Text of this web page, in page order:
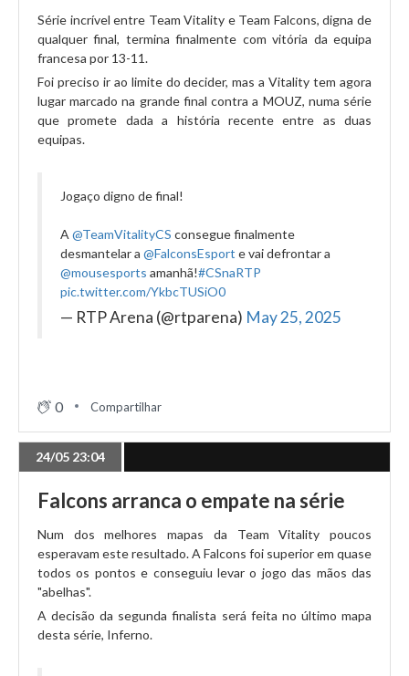
Série incrível entre Team Vitality e Team Falcons, digna de
qualquer final, termina finalmente com vitória da equipa
francesa por 13-11.
Foi preciso ir ao limite do decider, mas a Vitality tem agora
lugar marcado na grande final contra a MOUZ, numa série
que promete dada a história recente entre as duas
equipas.
Jogaço digno de final!
A @TeamVitalityCS consegue finalmente
desmantelar a @FalconsEsport e vai defrontar a
@mousesports amanhã!#CSnaRTP
pic.twitter.com/YkbcTUSiO0
— RTP Arena (@rtparena) May 25, 2025
0 Compartilhar
24/05 23:04
Falcons arranca o empate na série
Num dos melhores mapas da Team Vitality poucos
esperavam este resultado. A Falcons foi superior em quase
todos os pontos e conseguiu levar o jogo das mãos das
"abelhas".
A decisão da segunda finalista será feita no último mapa
desta série, Inferno.